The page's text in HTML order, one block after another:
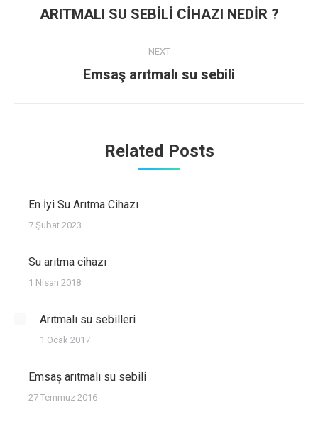
navigation
Previous
ARITMALI SU SEBİLİ CİHAZI NEDİR ?
NEXT
Next
Emsaş arıtmalı su sebili
Related Posts
En İyi Su Arıtma Cihazı
7 Şubat 2023
Su arıtma cihazı
1 Nisan 2018
Arıtmalı su sebilleri
1 Ocak 2017
Emsaş arıtmalı su sebili
27 Temmuz 2016